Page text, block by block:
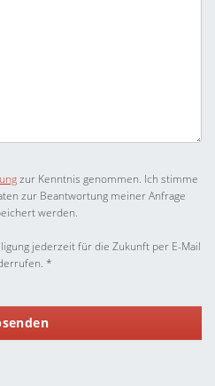
zur Kenntnis genommen. Ich stimme
zur Beantwortung meiner Anfrage
werden.
jederzeit für die Zukunft per E-Mail
*